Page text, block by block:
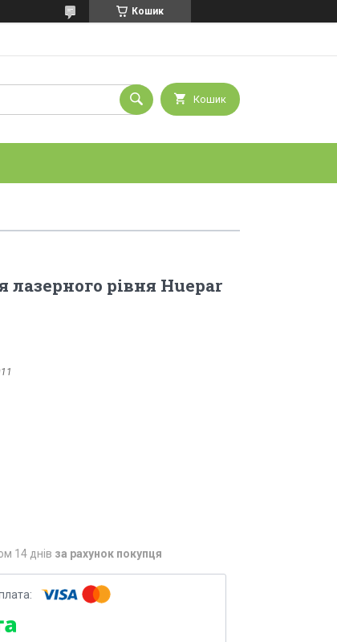
Кошик
Кошик
рівня Huepar
14 днів за рахунок покупця